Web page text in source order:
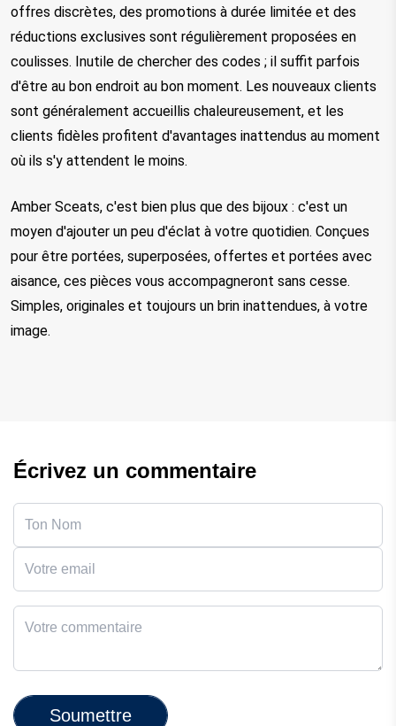
offres discrètes, des promotions à durée limitée et des
réductions exclusives sont régulièrement proposées en
coulisses. Inutile de chercher des codes ; il suffit parfois
d'être au bon endroit au bon moment. Les nouveaux clients
sont généralement accueillis chaleureusement, et les
clients fidèles profitent d'avantages inattendus au moment
où ils s'y attendent le moins.
Amber Sceats, c'est bien plus que des bijoux : c'est un
moyen d'ajouter un peu d'éclat à votre quotidien. Conçues
pour être portées, superposées, offertes et portées avec
aisance, ces pièces vous accompagneront sans cesse.
Simples, originales et toujours un brin inattendues, à votre
image.
Écrivez un commentaire
Soumettre